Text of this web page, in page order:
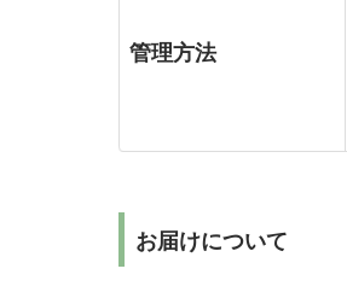
管理方法
お届けについて